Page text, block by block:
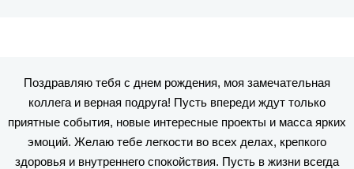
Поздравляю тебя с днем рождения, моя замечательная
коллега и верная подруга! Пусть впереди ждут только
приятные события, новые интересные проекты и масса ярких
эмоций. Желаю тебе легкости во всех делах, крепкого
здоровья и внутреннего спокойствия. Пусть в жизни всегда